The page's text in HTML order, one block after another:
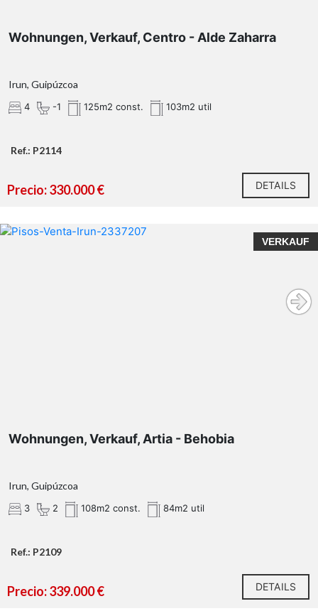
Wohnungen, Verkauf, Centro - Alde Zaharra
Irun, Guipúzcoa
4 -1 125m2 const. 103m2 util
Ref.: P2114
Precio: 330.000 € DETAILS
VERKAUF
Wohnungen, Verkauf, Artia - Behobia
Irun, Guipúzcoa
3 2 108m2 const. 84m2 util
Ref.: P2109
Precio: 339.000 € DETAILS